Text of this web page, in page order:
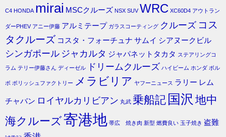
C4 HONDA mirai MSCクルーズ NSX SUV WRC XC60D4 アウトラン
ダーPHEV アニー伊藤 アルミテープ ガラスコーティング クルーズ コス
タクルーズ コスタ・フォーチュナ サムイ シアヌークビル
シンガポール ジャカルタ ジャパネットタカタ ステアリングコ
ラム テリー伊藤さん ディーゼル ドリームクルーズ ハイビーム ホンダ ボル
ボ ポリッシュファクトリー メラビリア ヤフーニュース ラリー レム
チャバン ロイヤルカリビアン 丸武 乗船記 国沢 地中
海クルーズ寄港地 帯広 焼き肉 新型 燃費良い 玉子焼き 盗難